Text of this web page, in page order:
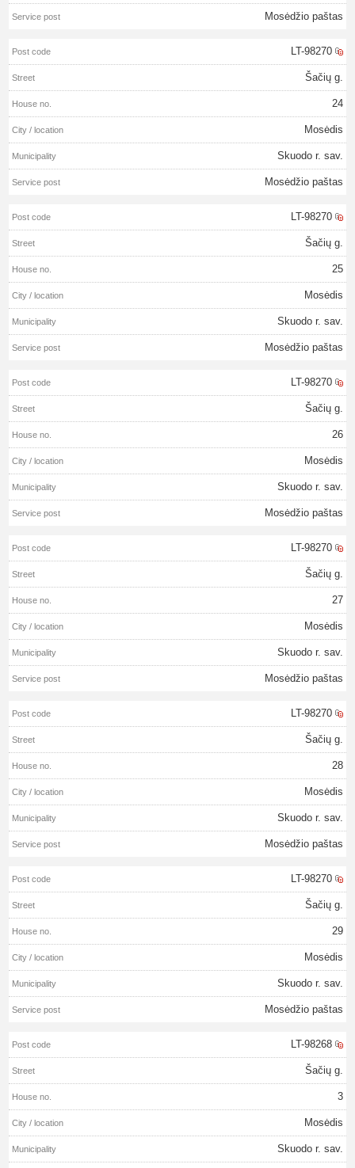
Mosėdžio paštas
LT-98270
Šačių g.
24
Mosėdis
Skuodo r. sav.
Mosėdžio paštas
LT-98270
Šačių g.
25
Mosėdis
Skuodo r. sav.
Mosėdžio paštas
LT-98270
Šačių g.
26
Mosėdis
Skuodo r. sav.
Mosėdžio paštas
LT-98270
Šačių g.
27
Mosėdis
Skuodo r. sav.
Mosėdžio paštas
LT-98270
Šačių g.
28
Mosėdis
Skuodo r. sav.
Mosėdžio paštas
LT-98270
Šačių g.
29
Mosėdis
Skuodo r. sav.
Mosėdžio paštas
LT-98268
Šačių g.
3
Mosėdis
Skuodo r. sav.